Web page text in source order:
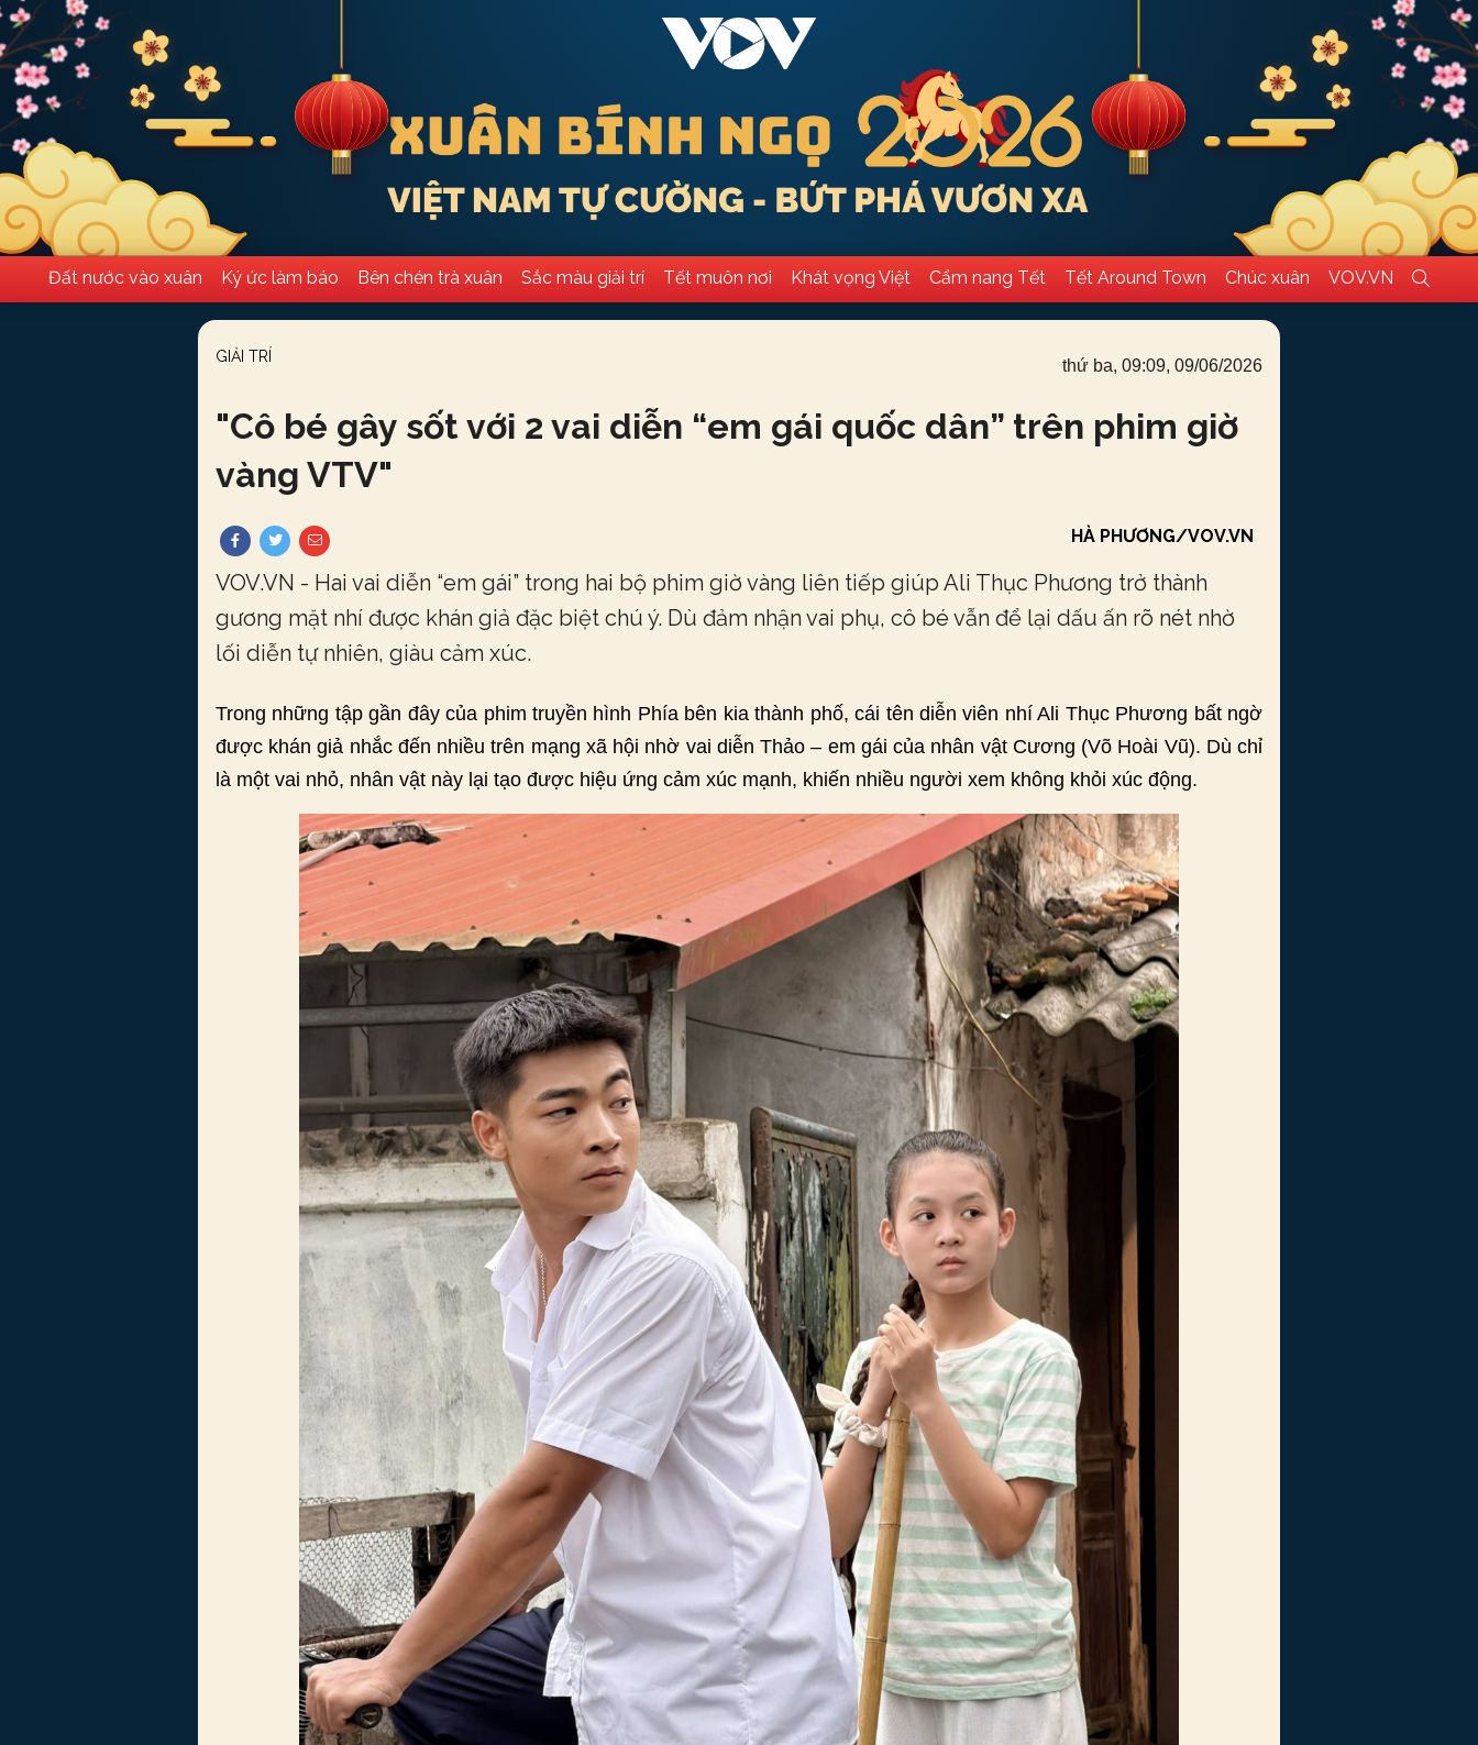
Đất nước vào xuân Ký ức làm báo Bên chén trà xuân Sắc màu giải trí Tết muôn nơi Khát vọng Việt Cẩm nang Tết Tết Around Town Chúc xuân VOV.VN
GIẢI TRÍ thứ ba, 09:09, 09/06/2026
"Cô bé gây sốt với 2 vai diễn “em gái quốc dân” trên phim giờ
vàng VTV"
HÀ PHƯƠNG/VOV.VN
VOV.VN - Hai vai diễn “em gái” trong hai bộ phim giờ vàng liên tiếp giúp Ali Thục Phương trở thành
gương mặt nhí được khán giả đặc biệt chú ý. Dù đảm nhận vai phụ, cô bé vẫn để lại dấu ấn rõ nét nhờ
lối diễn tự nhiên, giàu cảm xúc.
Trong những tập gần đây của phim truyền hình Phía bên kia thành phố, cái tên diễn viên nhí Ali Thục Phương bất ngờ
được khán giả nhắc đến nhiều trên mạng xã hội nhờ vai diễn Thảo – em gái của nhân vật Cương (Võ Hoài Vũ). Dù chỉ
là một vai nhỏ, nhân vật này lại tạo được hiệu ứng cảm xúc mạnh, khiến nhiều người xem không khỏi xúc động.